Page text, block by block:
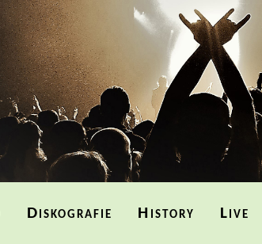
Diskografie History Live